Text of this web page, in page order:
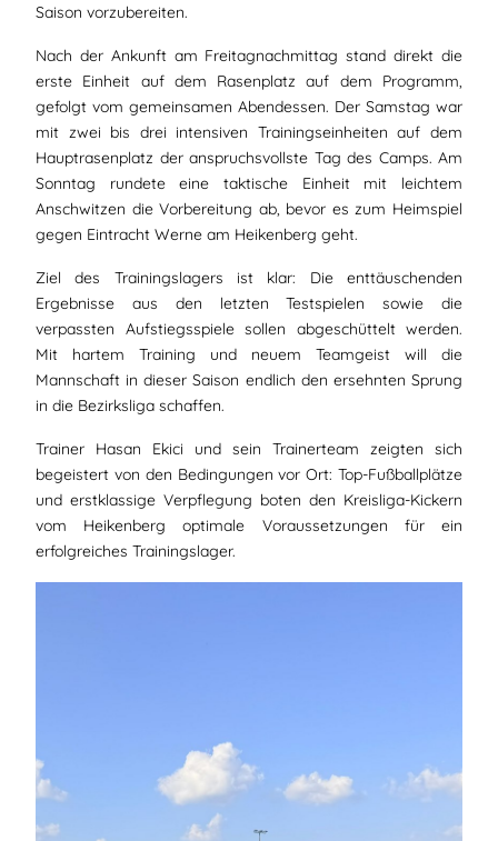
Saison vorzubereiten.
Nach der Ankunft am Freitagnachmittag stand direkt die
erste Einheit auf dem Rasenplatz auf dem Programm,
gefolgt vom gemeinsamen Abendessen. Der Samstag war
mit zwei bis drei intensiven Trainingseinheiten auf dem
Hauptrasenplatz der anspruchsvollste Tag des Camps. Am
Sonntag rundete eine taktische Einheit mit leichtem
Anschwitzen die Vorbereitung ab, bevor es zum Heimspiel
gegen Eintracht Werne am Heikenberg geht.
Ziel des Trainingslagers ist klar: Die enttäuschenden
Ergebnisse aus den letzten Testspielen sowie die
verpassten Aufstiegsspiele sollen abgeschüttelt werden.
Mit hartem Training und neuem Teamgeist will die
Mannschaft in dieser Saison endlich den ersehnten Sprung
in die Bezirksliga schaffen.
Trainer Hasan Ekici und sein Trainerteam zeigten sich
begeistert von den Bedingungen vor Ort: Top-Fußballplätze
und erstklassige Verpflegung boten den Kreisliga-Kickern
vom Heikenberg optimale Voraussetzungen für ein
erfolgreiches Trainingslager.